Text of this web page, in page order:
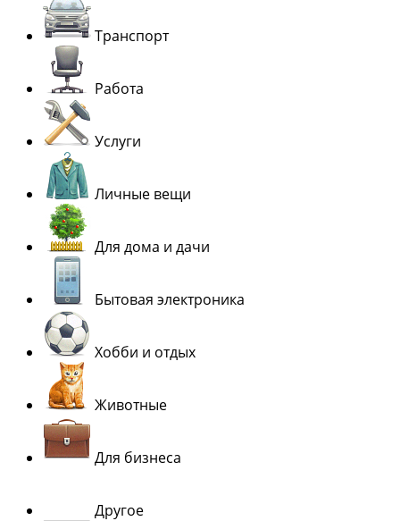
Транспорт
Работа
Услуги
Личные вещи
Для дома и дачи
Бытовая электроника
Хобби и отдых
Животные
Для бизнеса
Другое